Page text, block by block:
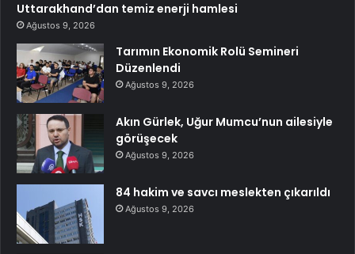
Uttarakhand’dan temiz enerji hamlesi
Ağustos 9, 2026
Tarımın Ekonomik Rolü Semineri
Düzenlendi
Ağustos 9, 2026
Akın Gürlek, Uğur Mumcu’nun ailesiyle
görüşecek
Ağustos 9, 2026
84 hakim ve savcı meslekten çıkarıldı
Ağustos 9, 2026